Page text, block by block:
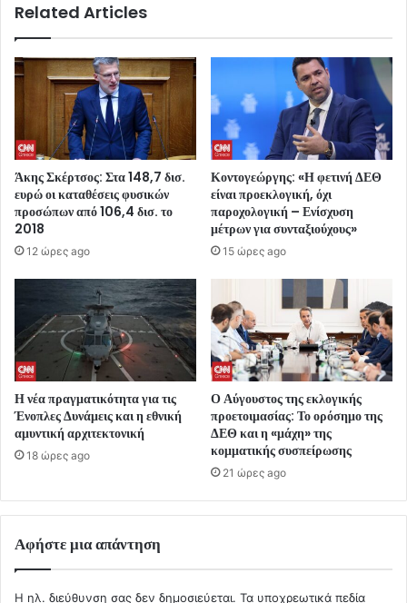
Related Articles
Άκης Σκέρτσος: Στα 148,7 δισ.
ευρώ οι καταθέσεις φυσικών
προσώπων από 106,4 δισ. το
2018
12 ώρες ago
Κοντογεώργης: «Η φετινή ΔΕΘ
είναι προεκλογική, όχι
παροχολογική – Ενίσχυση
μέτρων για συνταξιούχους»
15 ώρες ago
Η νέα πραγματικότητα για τις
Ένοπλες Δυνάμεις και η εθνική
αμυντική αρχιτεκτονική
18 ώρες ago
Ο Αύγουστος της εκλογικής
προετοιμασίας: Το ορόσημο της
ΔΕΘ και η «μάχη» της
κομματικής συσπείρωσης
21 ώρες ago
Αφήστε μια απάντηση
Η ηλ. διεύθυνση σας δεν δημοσιεύεται. Τα υποχρεωτικά πεδία